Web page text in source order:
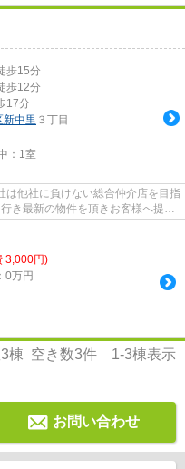
歩15分
歩12分
17分
新中里 ３丁目
： 1室
は他社に負けない総合仲介店を目指
き最新の物件を頂きお客様へ提供
3,000円)
0万円
3棟 空き数3件 1-3棟表示
お問い合わせ